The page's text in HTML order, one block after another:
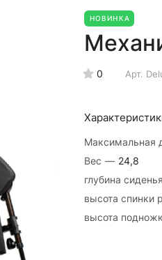
НОВИНКА
0 Арт.
Максимальная
Вес — 24,8
глубина
высота спинки
высота